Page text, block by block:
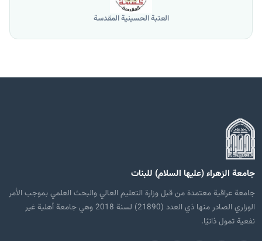
العتبة الحسينية المقدسة
جامعة الزهراء (عليها السلام) للبنات
جامعة عراقية معتمدة من قبل وزارة التعليم العالي والبحث العلمي بموجب الأمر
الوزاري الصادر منها ذي العدد (21890) لسنة 2018 وهي جامعة أهلية غير
نفعية تمول ذاتيًا.